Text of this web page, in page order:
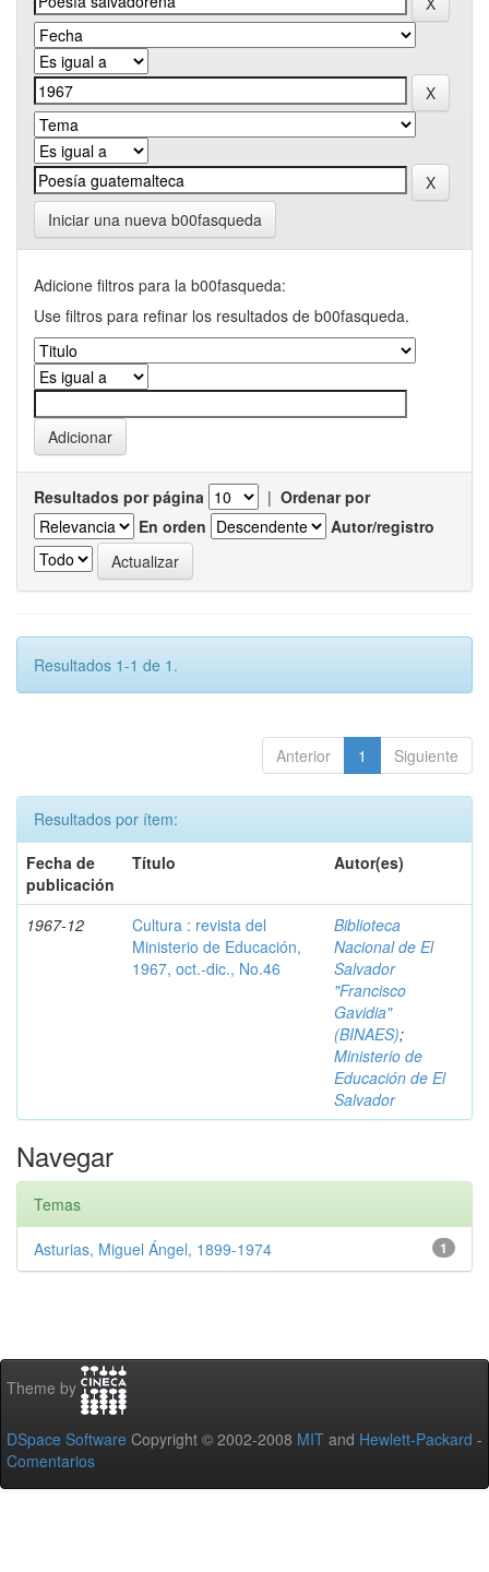
Iniciar una nueva b00fasqueda
Adicione filtros para la b00fasqueda:
Use filtros para refinar los resultados de b00fasqueda.
Resultados por página | Ordenar por
En orden
Autor/registro
Resultados 1-1 de 1.
Anterior 1 Siguiente
Resultados por ítem:
Fecha de
publicación
Título Autor(es)
1967-12
Cultura : revista del
Ministerio de Educación,
1967, oct.-dic., No.46
Biblioteca
Nacional de El
Salvador
"Francisco
Gavidia"
(BINAES);
Ministerio de
Educación de El
Salvador
Navegar
Temas
1
Asturias, Miguel Ángel, 1899-1974
Theme by
DSpace Software Copyright © 2002-2008 MIT and Hewlett-Packard -
Comentarios